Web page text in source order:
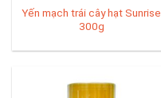
Yến mạch trái cây hạt Sunrise
300g